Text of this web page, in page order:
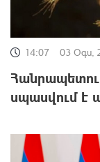
14:07 03 Օգս,
սպասվում է